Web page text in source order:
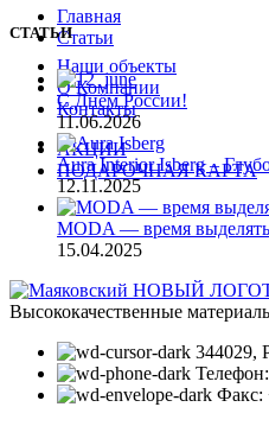
Главная
Статьи
Наши объекты
О Компании
Контакты
АКЦИИ
ПОДАРОЧНАЯ КАРТА
СТАТЬИ
С Днём России!
11.06.2026
Aura Interior Isberg –
12.11.2025
MODA — время
15.04.2025
Высококачественные
344029,
Факс: